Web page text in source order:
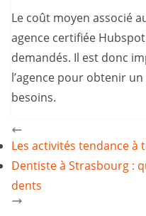
Le coût moyen associé
agence certifiée
demandés. Il est donc
l’agence pour obtenir
besoins.
Les activités tendance
Dentiste à Strasbourg :
dents